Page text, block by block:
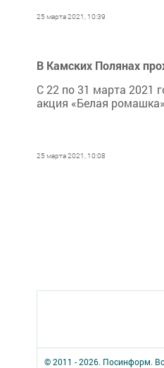
25 марта 2021, 10:39
В Камских Полянах
С 22 по 31 марта 2021
акция «Белая
25 марта 2021, 10:08
© 2011 - 2026. Посинформ.